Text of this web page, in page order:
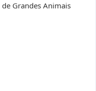
Grandes Animais